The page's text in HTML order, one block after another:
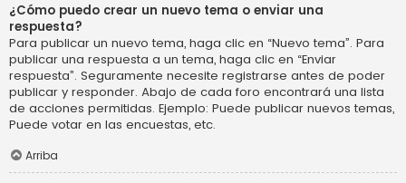
¿Cómo puedo crear un nuevo tema o enviar una
respuesta?
Para publicar un nuevo tema, haga clic en “Nuevo tema”. Para
publicar una respuesta a un tema, haga clic en “Enviar
respuesta”. Seguramente necesite registrarse antes de poder
publicar y responder. Abajo de cada foro encontrará una lista
de acciones permitidas. Ejemplo: Puede publicar nuevos temas,
Puede votar en las encuestas, etc.
Arriba